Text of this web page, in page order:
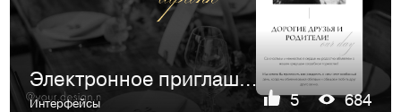
Электронное приглашение на свадьбу
Интерфейсы 5 684